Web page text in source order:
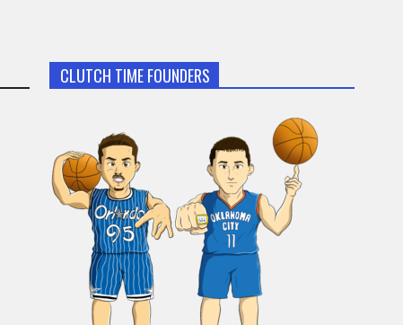
CLUTCH TIME FOUNDERS